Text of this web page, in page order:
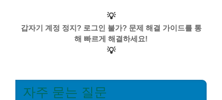
💡
갑자기 계정 정지? 로그인 불가? 문제 해결 가이드를 통
해 빠르게 해결하세요!
💡
자주 묻는 질문